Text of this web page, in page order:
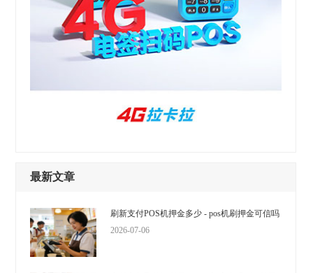
最新文章
刷新支付POS机押金多少 - pos机刷押金可信吗
2026-07-06